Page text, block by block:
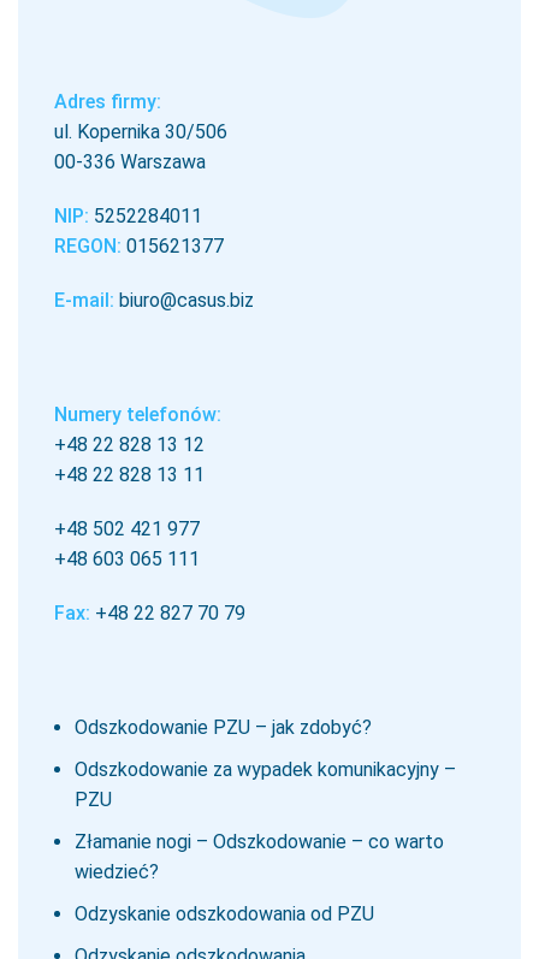
Adres firmy:
ul. Kopernika 30/506
00-336 Warszawa
NIP: 5252284011
REGON: 015621377
E-mail: biuro@casus.biz
Numery telefonów:
+48 22 828 13 12
+48 22 828 13 11
+48 502 421 977
+48 603 065 111
Fax: +48 22 827 70 79
Odszkodowanie PZU – jak zdobyć?
Odszkodowanie za wypadek komunikacyjny –
PZU
Złamanie nogi – Odszkodowanie – co warto
wiedzieć?
Odzyskanie odszkodowania od PZU